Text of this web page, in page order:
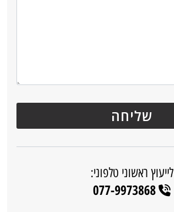
לייעוץ ראשוני טלפוני:
077-9973868